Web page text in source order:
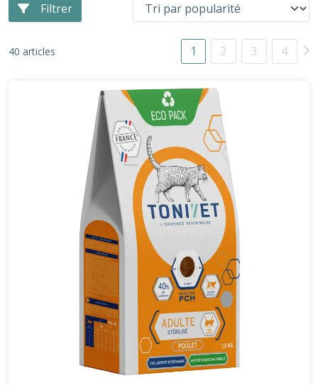
Filtrer
40 articles 1 2 3 4